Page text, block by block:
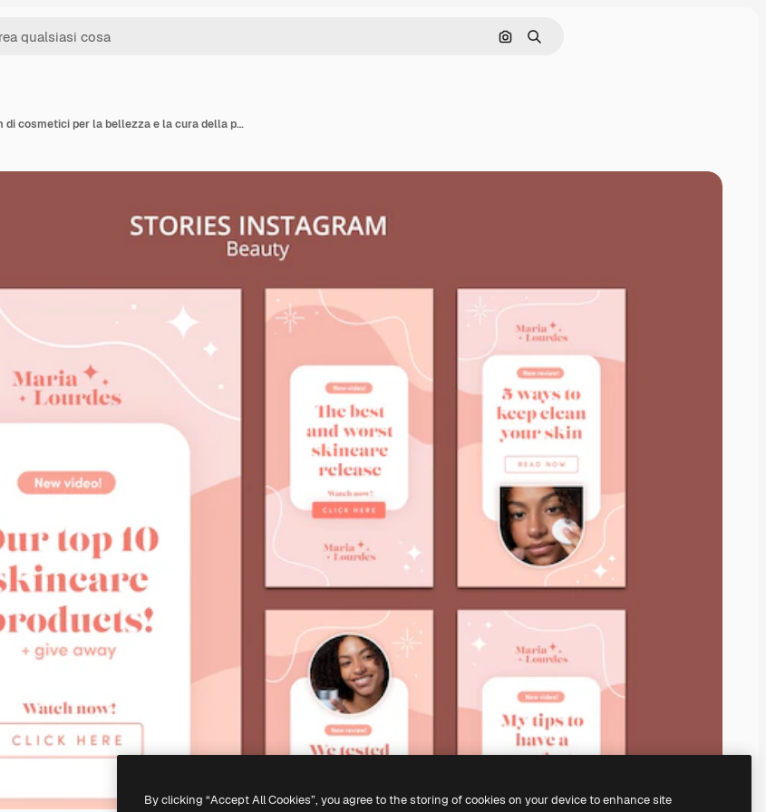
Cerca per immagine
Ricerca
Collezione di storie di instagram di cosmetici per la bellezza e la cura della pelle
By clicking “Accept All Cookies”, you agree to the storing of cookies on your device to enhance site